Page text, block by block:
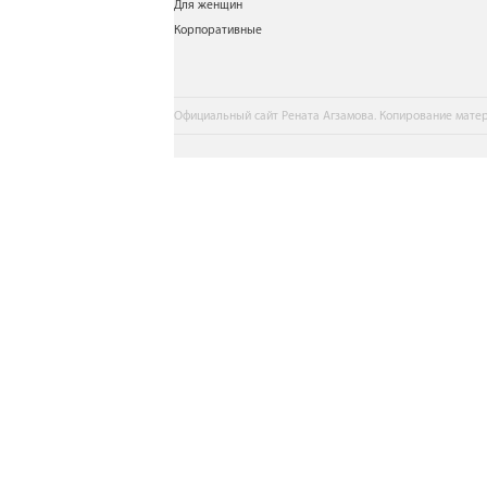
Для женщин
Корпоративные
Официальный сайт Рената Агзамова. Копирование